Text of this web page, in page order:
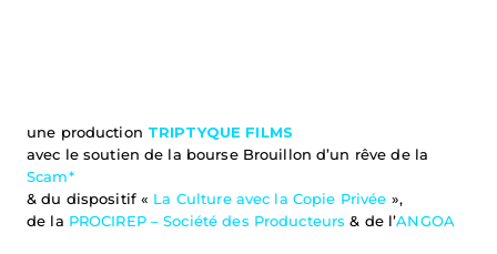
une production TRIPTYQUE FILMS
Scam*
& du dispositif « La Culture avec la Copie Privée »,
de la PROCIREP – Société des Producteurs & de l’ANGOA